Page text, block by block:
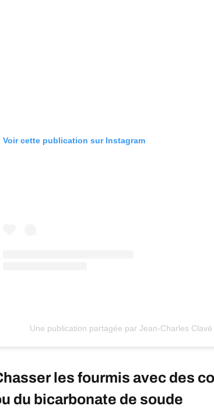
Voir cette publication sur Instagram
Une publication partagée par Jean-Charles
les fourmis avec des
du bicarbonate de soude